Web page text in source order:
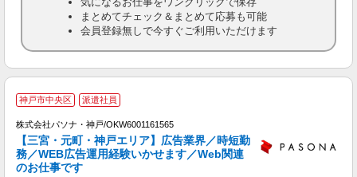
まとめてチェック＆まとめて応募も可能
会員登録無しで今すぐご利用いただけます
神戸市中央区 派遣社員
株式会社パソナ・神戸/OKW6001161565
【三宮・元町・神戸エリア】広告業界／時短勤
務／WEB広告運用経験いかせます／Web関連
のお仕事です